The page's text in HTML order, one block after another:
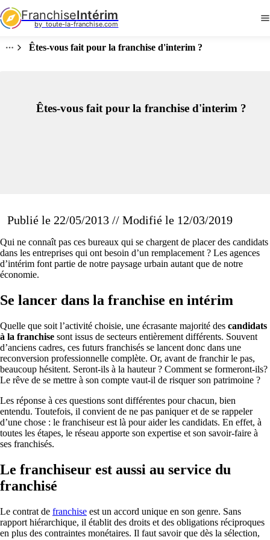
FranchiseIntérim
by  toute-la-franchise.com
Êtes-vous fait pour la franchise d'interim ?
Êtes-vous fait pour la franchise d'interim ?
Publié le 22/05/2013 // Modifié le 12/03/2019
Qui ne connaît pas ces bureaux qui se chargent de placer des candidats
dans les entreprises qui ont besoin d’un remplacement ? Les agences
d’intérim font partie de notre paysage urbain autant que de notre
économie.
Se lancer dans la franchise en intérim
Quelle que soit l’activité choisie, une écrasante majorité des candidats
à la franchise sont issus de secteurs entièrement différents. Souvent
d’anciens cadres, ces futurs franchisés se lancent donc dans une
reconversion professionnelle complète. Or, avant de franchir le pas,
beaucoup hésitent. Seront-ils à la hauteur ? Comment se formeront-ils?
Le rêve de se mettre à son compte vaut-il de risquer son patrimoine ?
Les réponse à ces questions sont différentes pour chacun, bien
entendu. Toutefois, il convient de ne pas paniquer et de se rappeler
d’une chose : le franchiseur est là pour aider les candidats. En effet, à
toutes les étapes, le réseau apporte son expertise et son savoir-faire à
ses franchisés.
Le franchiseur est aussi au service du
franchisé
Le contrat de franchise est un accord unique en son genre. Sans
rapport hiérarchique, il établit des droits et des obligations réciproques
en plus des contraintes monétaires. Il faut savoir que dès la sélection,